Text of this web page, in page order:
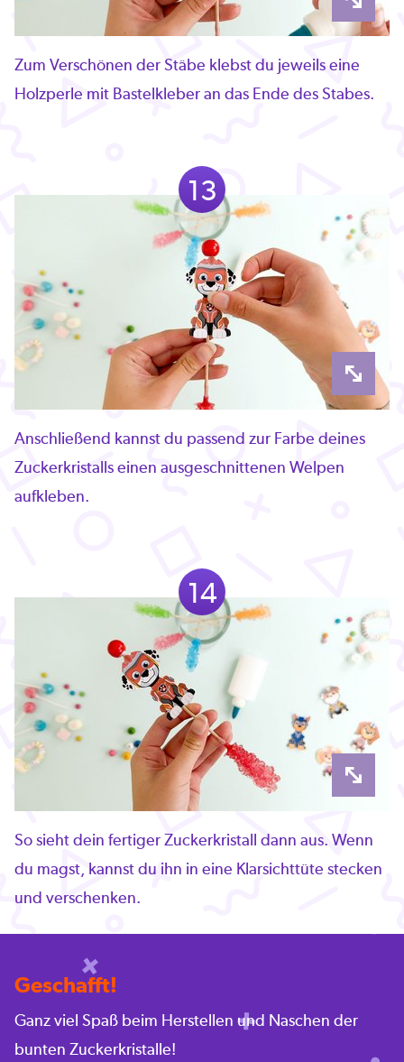
Zum Verschönen der Stäbe klebst du jeweils eine
Holzperle mit Bastelkleber an das Ende des Stabes.
13
Anschließend kannst du passend zur Farbe deines
Zuckerkristalls einen ausgeschnittenen Welpen
aufkleben.
14
So sieht dein fertiger Zuckerkristall dann aus. Wenn
du magst, kannst du ihn in eine Klarsichttüte stecken
und verschenken.
Geschafft!
Ganz viel Spaß beim Herstellen und Naschen der
bunten Zuckerkristalle!